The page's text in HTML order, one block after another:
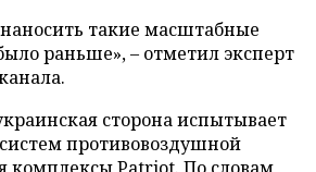
такие масштабные
раньше», – отметил эксперт
сторона испытывает
противовоздушной